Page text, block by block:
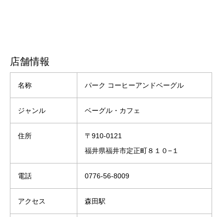
店舗情報
名称 パーク コーヒーアンドベーグル
ジャンル ベーグル・カフェ
住所
〒910-0121
福井県福井市定正町８１０−１
電話 0776-56-8009
アクセス 森田駅